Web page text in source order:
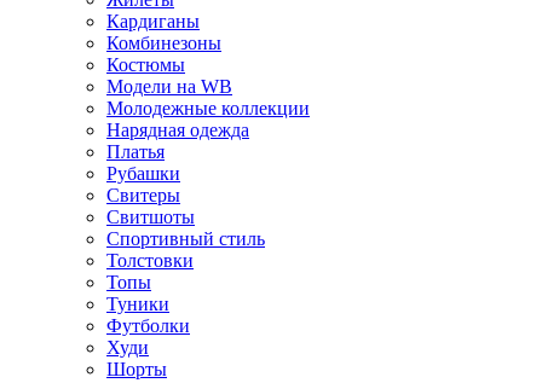
Кардиганы
Комбинезоны
Костюмы
Модели на WB
Молодежные коллекции
Нарядная одежда
Платья
Рубашки
Свитеры
Свитшоты
Спортивный стиль
Толстовки
Топы
Туники
Футболки
Худи
Шорты